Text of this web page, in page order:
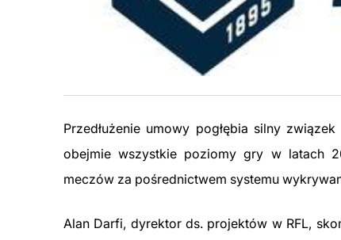
Przedłużenie umowy pogłębia silny
obejmie wszystkie poziomy gry w latach
meczów za pośrednictwem systemu
Alan Darfi, dyrektor ds. projektów w RFL,